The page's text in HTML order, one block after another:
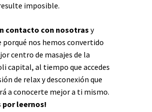
imposible.
contacto con nosotrasy
porqué nos hemos convertido
centro de masajes de la
capital, al tiempo que accedes
de relax y desconexión que
a conocerte mejor a ti mismo.
por leernos!